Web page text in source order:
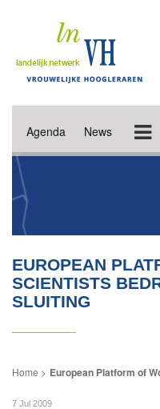
Agenda News
EUROPEAN
SCIENTISTS
SLUITING
European Platform of
7 Jul 2009